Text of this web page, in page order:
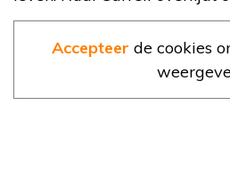
Accepteer de cookies